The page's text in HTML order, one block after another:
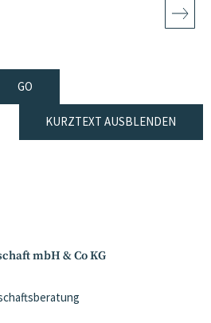
KURZTEXT AUSBLENDEN
mbH & Co KG